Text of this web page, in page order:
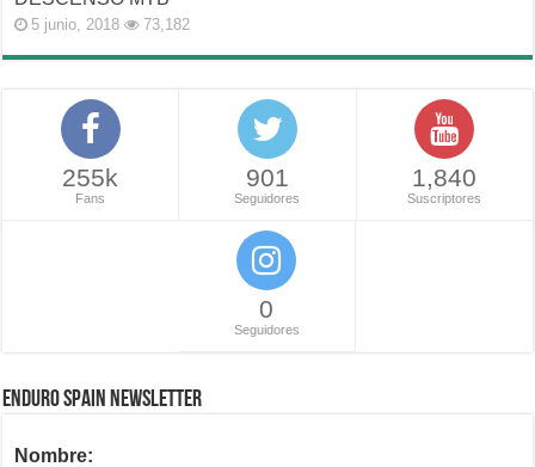
5 junio, 2018 73,182
255k
Fans
901
Seguidores
1,840
Suscriptores
0
Seguidores
ENDURO SPAIN NEWSLETTER
Nombre: